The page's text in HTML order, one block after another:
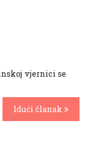
vjernici se
Idući članak